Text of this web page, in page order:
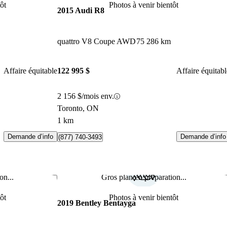
Affaire équitable
Demande d’info
Photos à venir bientôt
2015 Audi R8
quattro V8 Coupe AWD75 286 km
122 995 $ Affaire
2 156 $/mois env.
Toronto, ON
1 km
(877) 740-3493 Demande d’info
Enregistrer cette annonceGros plan en préparation...
Photos à venir bientôt
2019 Bentley Bentayga